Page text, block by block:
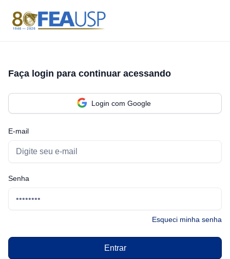
Faça login para continuar acessando
Login com Google
E-mail
Senha
Esqueci minha senha
Entrar